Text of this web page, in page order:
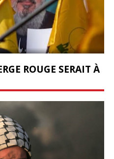
ROUGE SERAIT À